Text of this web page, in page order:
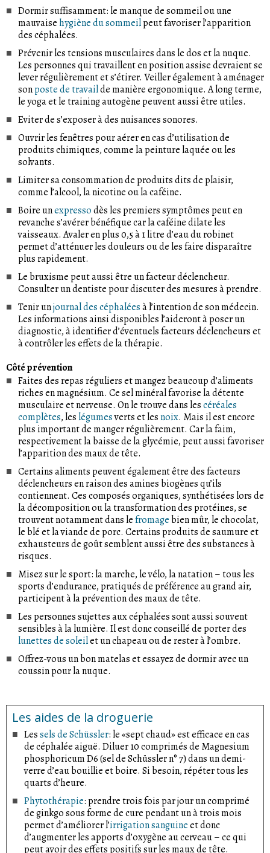
Dormir suffisamment: le manque de sommeil ou une
mauvaisehygiène du sommeilpeut favoriser l’apparition
des céphalées.
Prévenir les tensions musculaires dans le dos et la nuque.
Les personnes qui travaillent en position assise devraient se
lever régulièrement et s’étirer. Veiller également à aménager
sonposte de travailde manière ergonomique. A long terme,
le yoga et le training autogène peuvent aussi être utiles.
Eviter de s’exposer à des nuisances sonores.
Ouvrir les fenêtres pour aérer en cas d’utilisation de
produits chimiques, comme la peinture laquée ou les
solvants.
Limiter sa consommation de produits dits de plaisir,
comme l’alcool, la nicotine ou la caféine.
Boire unexpressodès les premiers symptômes peut en
revanche s’avérer bénéfique car la caféine dilate les
vaisseaux. Avaler en plus 0,5 à 1 litre d’eau du robinet
permet d’atténuer les douleurs ou de les faire disparaître
plus rapidement.
Le bruxisme peut aussi être un facteur déclencheur.
Consulter un dentiste pour discuter des mesures à prendre.
Tenir unjournal des céphaléesà l’intention de son médecin.
Les informations ainsi disponibles l’aideront à poser un
diagnostic, à identifier d’éventuels facteurs déclencheurs et
à contrôler les effets de la thérapie.
Côté prévention
Faites des repas réguliers et mangez beaucoup d’aliments
riches en magnésium. Ce sel minéral favorise la détente
musculaire et nerveuse. On le trouve dans lescéréales
complètes, les légumesverts et lesnoix. Mais il est encore
plus important de manger régulièrement. Car la faim,
respectivement la baisse de la glycémie, peut aussi favoriser
l’apparition des maux de tête.
Certains aliments peuvent également être des facteurs
déclencheurs en raison des amines biogènes qu’ils
contiennent. Ces composés organiques, synthétisées lors de
la décomposition ou la transformation des protéines, se
trouvent notamment dans lefromagebien mûr, le chocolat,
le blé et la viande de porc. Certains produits de saumure et
exhausteurs de goût semblent aussi être des substances à
risques.
Misez sur le sport: la marche, le vélo, la natation – tous les
sports d’endurance, pratiqués de préférence au grand air,
participent à la prévention des maux de tête.
Les personnes sujettes aux céphalées sont aussi souvent
sensibles à la lumière. Il est donc conseillé de porter des
lunettes de soleilet un chapeau ou de rester à l’ombre.
Offrez-vous un bon matelas et essayez de dormir avec un
coussin pour la nuque.
Les aides de la droguerie
Lessels de Schüssler: le «sept chaud» est efficace en cas
de céphalée aiguë. Diluer 10 comprimés de Magnesium
phosphoricum D6 (sel de Schüssler n° 7) dans un demi-
verre d’eau bouillie et boire. Si besoin, répéter tous les
quarts d’heure.
Phytothérapie: prendre trois fois par jour un comprimé
de ginkgo sous forme de cure pendant un à trois mois
permet d’améliorer l’irrigation sanguineet donc
d’augmenter les apports d’oxygène au cerveau – ce qui
peut avoir des effets positifs sur les maux de tête.